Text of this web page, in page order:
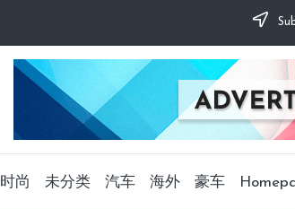
时尚 未分类 汽车 海外 豪车